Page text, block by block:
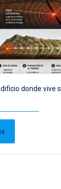
donde vive